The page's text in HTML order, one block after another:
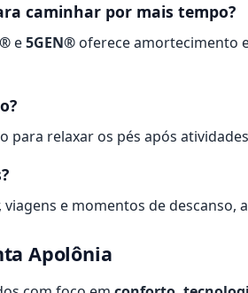
caminhar por mais tempo?
e5GEN® oferece amortecimento
para relaxar os pés após
e momentos de
Apolônia